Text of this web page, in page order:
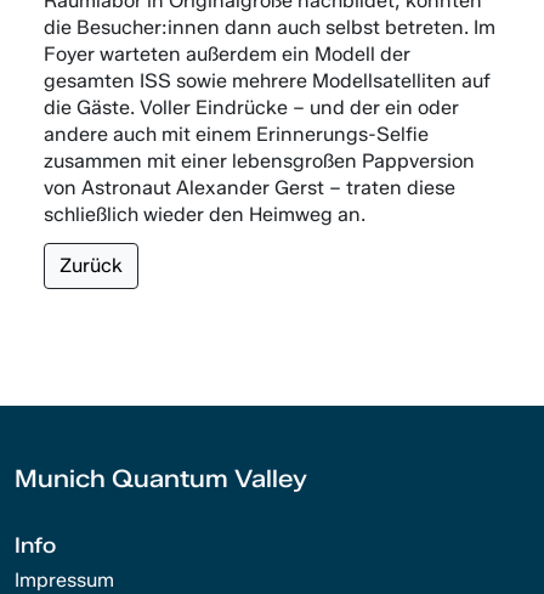
die Besucher:innen dann auch selbst betreten. Im
Foyer warteten außerdem ein Modell der
gesamten ISS sowie mehrere Modellsatelliten auf
die Gäste. Voller Eindrücke – und der ein oder
andere auch mit einem Erinnerungs-Selfie
zusammen mit einer lebensgroßen Pappversion
von Astronaut Alexander Gerst – traten diese
schließlich wieder den Heimweg an.
Zurück
Munich Quantum Valley
Info
Impressum